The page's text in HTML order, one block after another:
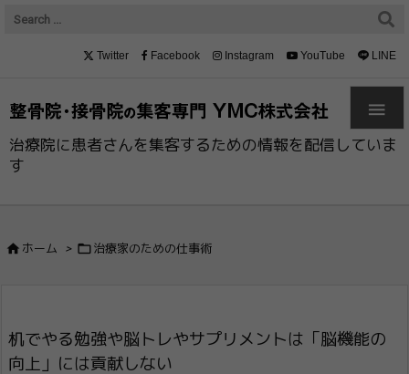
治療院に患者さんを集客するための情報を配信していま
す

Twitter Facebook Instagram YouTube LINE
 ホーム >  治療家のための仕事術
机でやる勉強や脳トレやサプリメントは「脳​機能の
向上」には貢献しない